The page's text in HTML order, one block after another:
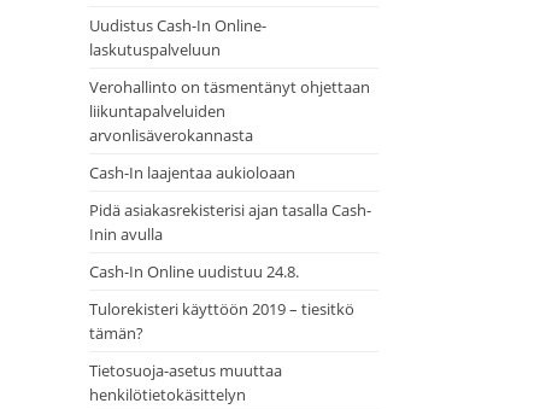
Uudistus Cash-In Online-
laskutuspalveluun
Verohallinto on täsmentänyt ohjettaan
liikuntapalveluiden
arvonlisäverokannasta
Cash-In laajentaa aukioloaan
Pidä asiakasrekisterisi ajan tasalla Cash-
Inin avulla
Cash-In Online uudistuu 24.8.
Tulorekisteri käyttöön 2019 – tiesitkö
tämän?
Tietosuoja-asetus muuttaa
henkilötietokäsittelyn